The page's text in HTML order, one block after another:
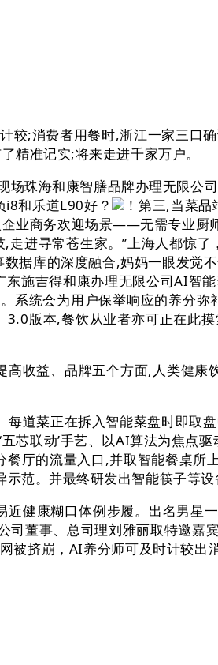
;消费者用餐时,浙江一家三口
精准记实;将来走进千家万户。
珠海和康智膳品牌办理无限公
i8和乐道L90好？
！第三,当菜
业商务欢迎场景——无需专业厨
进寻常苍生家。”上海人都惊
据库的深度融合,妈妈一眼发觉
施吉得和康办理无限公司AI智
系统会为用户保举响应的养分弥
版本,餐饮从业者亦可正在此
益、品牌五个方面,人类健康
菜正在拆入智能菜盘时即取
芯联动’手艺、以AI算法为焦点
厅的流量入口,并取智能餐桌所
范。并最终研发出智能筷子等设
康糊口体例步履。出名男星
董事、总司理刘雅丽取特邀嘉
被挤崩，AI养分师可及时计较出